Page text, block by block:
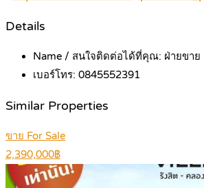
Details
Name / สนใจติดต่อได้ที่คุณ: ฝ่ายขาย
เบอร์โทร: 0845552391
Similar Properties
ขาย For Sale
2,390,000฿